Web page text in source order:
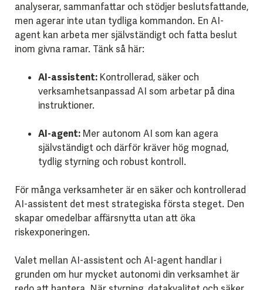
analyserar, sammanfattar och stödjer beslutsfattande,
men agerar inte utan tydliga kommandon. En AI-
agent kan arbeta mer självständigt och fatta beslut
inom givna ramar. Tänk så här:
AI-assistent: Kontrollerad, säker och
verksamhetsanpassad AI som arbetar på dina
instruktioner.
AI-agent: Mer autonom AI som kan agera
självständigt och därför kräver hög mognad,
tydlig styrning och robust kontroll.
För många verksamheter är en säker och kontrollerad
AI-assistent det mest strategiska första steget. Den
skapar omedelbar affärsnytta utan att öka
riskexponeringen.
Valet mellan AI-assistent och AI-agent handlar i
grunden om hur mycket autonomi din verksamhet är